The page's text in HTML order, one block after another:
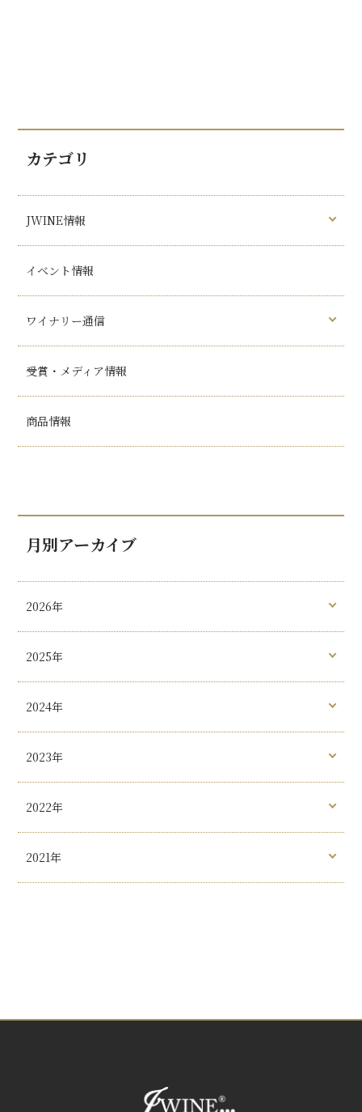
カテゴリ
JWINE情報
イベント情報
ワイナリー通信
受賞・メディア情報
商品情報
月別アーカイブ
2026年
2025年
2024年
2023年
2022年
2021年